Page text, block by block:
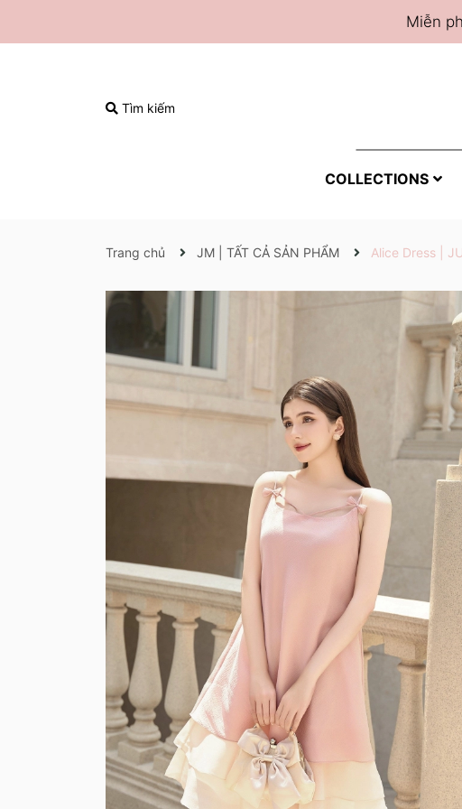
Miễn
Tìm kiếm
COLLECTIONS
Trang chủ JM | TẤT CẢ SẢN PHẨM Alice Dress |